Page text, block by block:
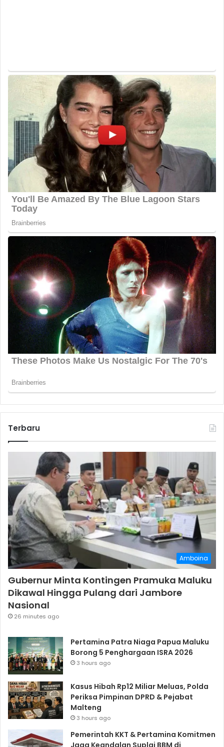
Terbaru
Amboina
Gubernur Minta Kontingen Pramuka Maluku
Dikawal Hingga Pulang dari Jambore
Nasional
26 minutes ago
Pertamina Patra Niaga Papua Maluku
Borong 5 Penghargaan ISRA 2026
3 hours ago
Kasus Hibah Rp12 Miliar Meluas, Polda
Periksa Pimpinan DPRD & Pejabat
Malteng
3 hours ago
Pemerintah KKT & Pertamina Komitmen